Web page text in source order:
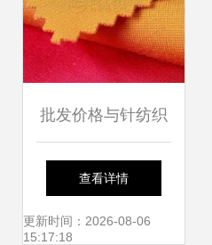
批发价格与针纺织
品采购全攻略
查看详情
更新时间：2026-08-06
15:17:18